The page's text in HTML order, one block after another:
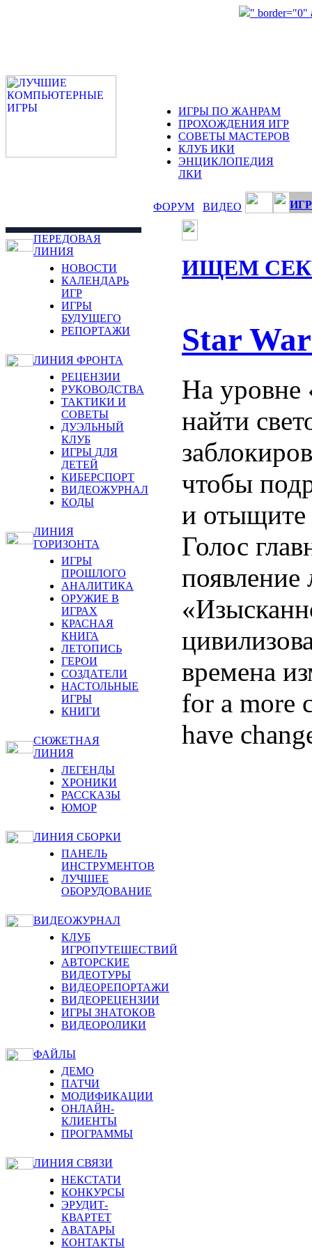
" border="0"
ИГРЫ ПО ЖАНРАМ
ПРОХОЖДЕНИЯ ИГР
СОВЕТЫ МАСТЕРОВ
КЛУБ ИКИ
ЭНЦИКЛОПЕДИЯ
ЛКИ
ФОРУМ ВИДЕО
ПЕРЕДОВАЯ
ЛИНИЯ
НОВОСТИ
КАЛЕНДАРЬ
ИГР
ИГРЫ
БУДУЩЕГО
РЕПОРТАЖИ
ЛИНИЯ ФРОНТА
РЕЦЕНЗИИ
РУКОВОДСТВА
ТАКТИКИ И
СОВЕТЫ
ДУЭЛЬНЫЙ
КЛУБ
ИГРЫ ДЛЯ
ДЕТЕЙ
КИБЕРСПОРТ
ВИДЕОЖУРНАЛ
КОДЫ
ЛИНИЯ
ГОРИЗОНТА
ИГРЫ
ПРОШЛОГО
АНАЛИТИКА
ОРУЖИЕ В
ИГРАХ
КРАСНАЯ
КНИГА
ЛЕТОПИСЬ
ГЕРОИ
СОЗДАТЕЛИ
НАСТОЛЬНЫЕ
ИГРЫ
КНИГИ
СЮЖЕТНАЯ
ЛИНИЯ
ЛЕГЕНДЫ
ХРОНИКИ
РАССКАЗЫ
ЮМОР
ЛИНИЯ СБОРКИ
ПАНЕЛЬ
ИНСТРУМЕНТОВ
ЛУЧШЕЕ
ОБОРУДОВАНИЕ
ВИДЕОЖУРНАЛ
КЛУБ
ИГРОПУТЕШЕСТВИЙ
АВТОРСКИЕ
ВИДЕОТУРЫ
ВИДЕОРЕПОРТАЖИ
ВИДЕОРЕЦЕНЗИИ
ИГРЫ ЗНАТОКОВ
ВИДЕОРОЛИКИ
ФАЙЛЫ
ДЕМО
ПАТЧИ
МОДИФИКАЦИИ
ОНЛАЙН-
КЛИЕНТЫ
ПРОГРАММЫ
ЛИНИЯ СВЯЗИ
НЕКСТАТИ
КОНКУРСЫ
ЭРУДИТ-
КВАРТЕТ
АВАТАРЫ
КОНТАКТЫ
ИЩЕМ
Star
На
найти
чтобы
и отыщите
Голос
времена
for a more
have